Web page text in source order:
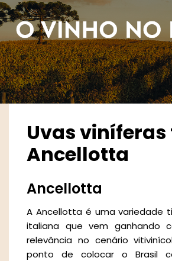
Uvas
Ancellotta
Ancellotta
A Ancellotta é uma variedade
italiana que vem ganhando
relevância no cenário
ponto de colocar o Brasil